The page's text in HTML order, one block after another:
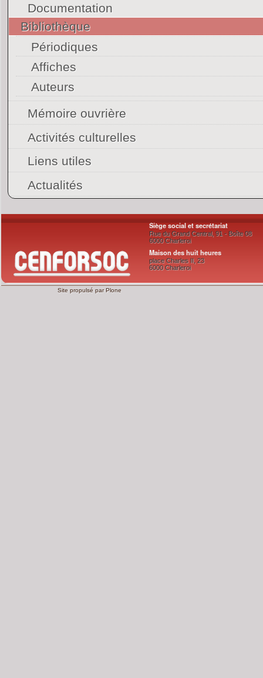
Documentation
Bibliothèque
Périodiques
Affiches
Auteurs
Mémoire ouvrière
Activités culturelles
Liens utiles
Actualités
Siège social et secrétariat
Rue du Grand Central, 91 - Boîte 08
6000 Charleroi
Maison des huit heures
place Charles II, 23
6000 Charleroi
Site propulsé parPlone